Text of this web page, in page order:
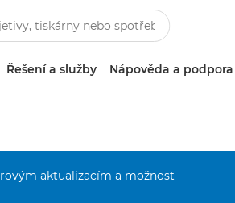
Řešení a služby Nápověda a podpora
aktualizacím a možnost